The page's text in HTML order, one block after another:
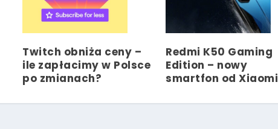
Twitch obniża ceny –
ile zapłacimy w Polsce
po zmianach?
Redmi K50 Gaming
Edition – nowy
smartfon od Xiaomi